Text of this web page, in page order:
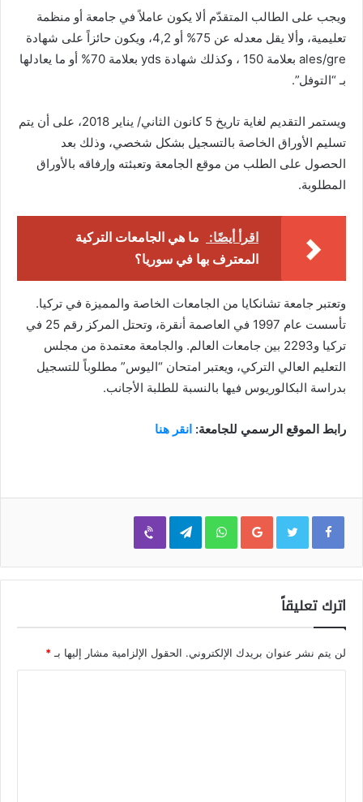
ويجب على الطالب المتقدّم ألا يكون عاملاً في جامعة أو منظمة
تعليمية، وألا يقل معدله عن 75% أو 4,2، ويكون حائزاً على شهادة
ales/gre بعلامة 150 ، وكذلك شهادة yds بعلامة 70% أو ما يعادلها
بـ “التوفل”.
ويستمر التقديم لغاية تاريخ 5 كانون الثاني/ يناير 2018، على أن يتم
تسليم الأوراق الخاصة بالتسجيل بشكل شخصي، وذلك بعد
الحصول على الطلب من موقع الجامعة وتعبئته وإرفاقه بالأوراق
المطلوبة.
اقرأ أيضًا:
ما هي الجامعات التركية
المعترف بها في سوريا؟
وتعتبر جامعة تشانكايا من الجامعات الخاصة والمميزة في تركيا.
تأسست عام 1997 في العاصمة أنقرة، وتحتل المركز رقم 25 في
تركيا و2293 بين جامعات العالم. والجامعة معتمدة من مجلس
التعليم العالي التركي، ويعتبر امتحان “اليوس” مطلوباً للتسجيل
بدراسة البكالوريوس فيها بالنسبة للطلبة الأجانب.
رابط الموقع الرسمي للجامعة: انقر هنا
Google+
WhatsApp
Telegram
Viber
اترك تعليقاً
لن يتم نشر عنوان بريدك الإلكتروني. الحقول الإلزامية مشار إليها بـ *